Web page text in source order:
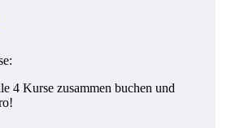
4 Kurse zusammen buchen und